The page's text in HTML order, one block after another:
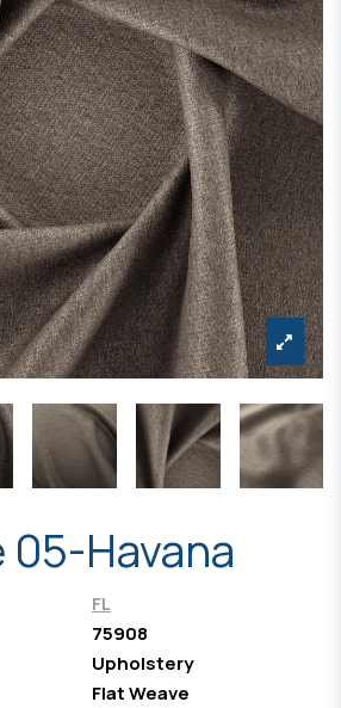
Havana
FL
75908
Upholstery
Flat Weave